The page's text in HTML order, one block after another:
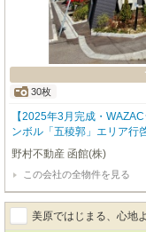
30枚
【2025年3月完成・
ンボル「五稜郭」エリア行
等の一時金はございません
ｍ、当該マンション1Ｆに
立ち並ぶ本町中心街に立地
ィ、防犯・防災に優れた、
野村不動産 函館(株)
この会社の全物件を見る
美原ではじまる、心地